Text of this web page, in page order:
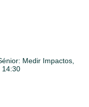
Medir Impactos,
14:30